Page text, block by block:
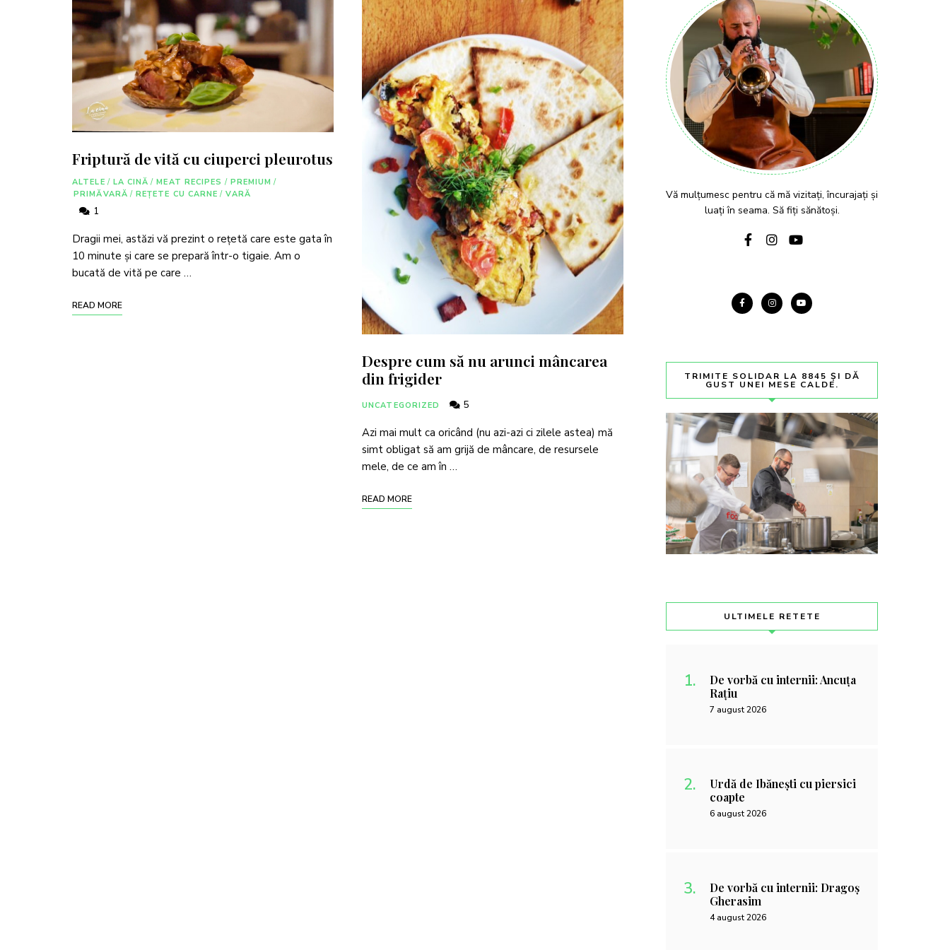
Friptură de vită cu ciuperci pleurotus
ALTELE / LA CINĂ / MEAT RECIPES / PREMIUM /
PRIMĂVARĂ / REȚETE CU CARNE / VARĂ
1
Dragii mei, astăzi vă prezint o rețetă care este gata în
10 minute și care se prepară într-o tigaie. Am o
bucată de vită pe care …
READ MORE
Despre cum să nu arunci mâncarea
din frigider
UNCATEGORIZED 5
Azi mai mult ca oricând (nu azi-azi ci zilele astea) mă
simt obligat să am grijă de mâncare, de resursele
mele, de ce am în …
READ MORE
Vă mulțumesc pentru că mă vizitați, încurajați și
luați în seama. Să fiți sănătoși.
TRIMITE SOLIDAR LA 8845 ȘI DĂ
GUST UNEI MESE CALDE.
ULTIMELE RETETE
De vorbă cu internii: Ancuța
Rațiu
7 august 2026
Urdă de Ibănești cu piersici
coapte
6 august 2026
De vorbă cu internii: Dragoș
Gherasim
4 august 2026